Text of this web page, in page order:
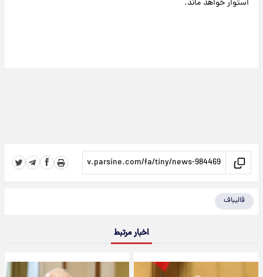
استوار خواهد ماند.
قالیباف
اخبار مرتبط